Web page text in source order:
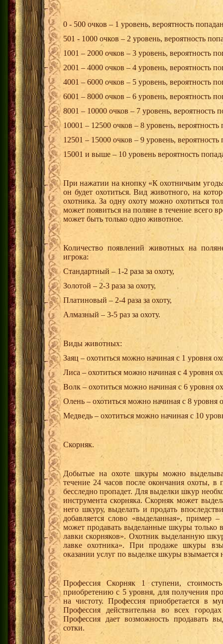
0 - 500 очков – 1 уровень, вероятность
501 - 1000 очков – 2 уровень, вероятность
1001 – 2000 очков – 3 уровень, вероятность
2001 – 4000 очков – 4 уровень, вероятность
4001 – 6000 очков – 5 уровень, вероятность
6001 – 8000 очков – 6 уровень, вероятность
8001 – 10000 очков – 7 уровень, вероятность
10001 – 12500 очков – 8 уровень,
12501 – 15000 очков – 9 уровень,
15001 и выше – 10 уровень вероятность
При нажатии на кнопку «К охотничьим
он будет охотиться. Вид животного, на
охотника. За одну охоту можно охотиться
может появиться на поляне в течение всего
может быть только одно животное.
Количество появлений животных на
игрока:
Стандартный – 1-2 раза за охоту,
Золотой – 2-3 раза за охоту,
Платиновый – 2-4 раза за охоту,
Алмазный – 3-5 раз за охоту.
Виды животных:
Заяц – охотиться можно начиная с 1 уровня
Лиса – охотиться можно начиная с 4 уровня
Волк – охотиться можно начиная с 6 уровня
Олень – охотиться можно начиная с 8 уровня
Медведь – охотиться можно начиная с 10
Скорняк.
Добытые на охоте шкуры можно
течение 24 часов после окончания охоты, в
бесследно пропадет. Для выделки шкур
инструмента скорняка. Скорняк может
него шкуру, выделать и продать
добавляется слово «выделанная», пример
может продавать выделанные шкуры только
лавки скорняков». Охотник выделанную
лавке охотника». При продаже шкуры
оказании услуг по выделке шкуры взымается
Профессия Скорняк 1 ступени,
приобретению с 5 уровня, для получения
на чистоту. Профессия приобретается в
Профессия действительна во всех
Профессия дает возможность продавать
сотки.